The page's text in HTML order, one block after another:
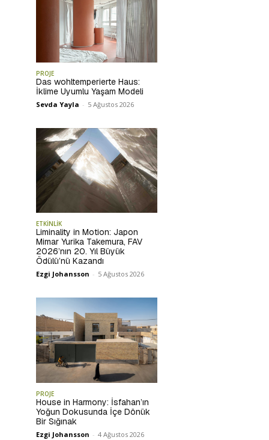
PROJE
Das wohltemperierte Haus:
İklime Uyumlu Yaşam Modeli
Sevda Yayla - 5 Ağustos 2026
ETKİNLİK
Liminality in Motion: Japon
Mimar Yurika Takemura, FAV
2026’nın 20. Yıl Büyük
Ödülü’nü Kazandı
Ezgi Johansson - 5 Ağustos 2026
PROJE
House in Harmony: İsfahan’ın
Yoğun Dokusunda İçe Dönük
Bir Sığınak
Ezgi Johansson - 4 Ağustos 2026